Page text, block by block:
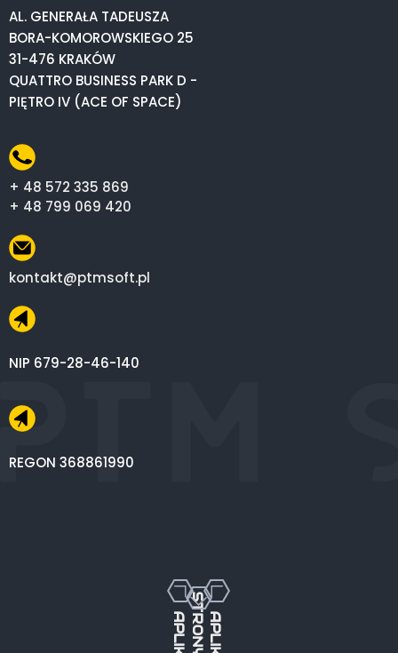
AL. GENERAŁA TADEUSZA
BORA-KOMOROWSKIEGO 25
31-476 KRAKÓW
QUATTRO BUSINESS PARK D -
PIĘTRO IV (ACE OF SPACE)
+ 48 572 335 869
+ 48 799 069 420
kontakt@ptmsoft.pl
NIP 679-28-46-140
REGON 368861990